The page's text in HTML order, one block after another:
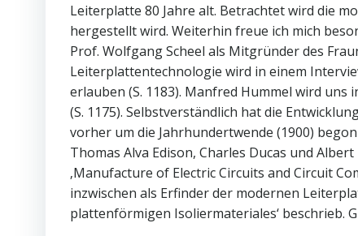
Leiterplatte 80 Jahre alt. Betrachtet wird die
hergestellt wird. Weiterhin freue ich mich
Prof. Wolfgang Scheel als Mitgründer des
Leiterplattentechnologie wird in einem
erlauben (S. 1183). Manfred Hummel wird
(S. 1175). Selbstverständlich hat die
vorher um die Jahrhundertwende (1900)
Thomas Alva Edison, Charles Ducas und
‚Manufacture of Electric Circuits and Circuit
inzwischen als Erfinder der modernen
plattenförmigen Isoliermateriales‘ beschrieb.